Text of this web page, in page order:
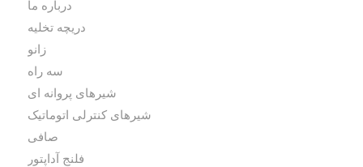
درباره ما
دریچه تخلیه
زانو
سه راه
شیرهای پروانه ای
شیرهای کنترلی اتوماتیک
صافی
فلنج آداپتور